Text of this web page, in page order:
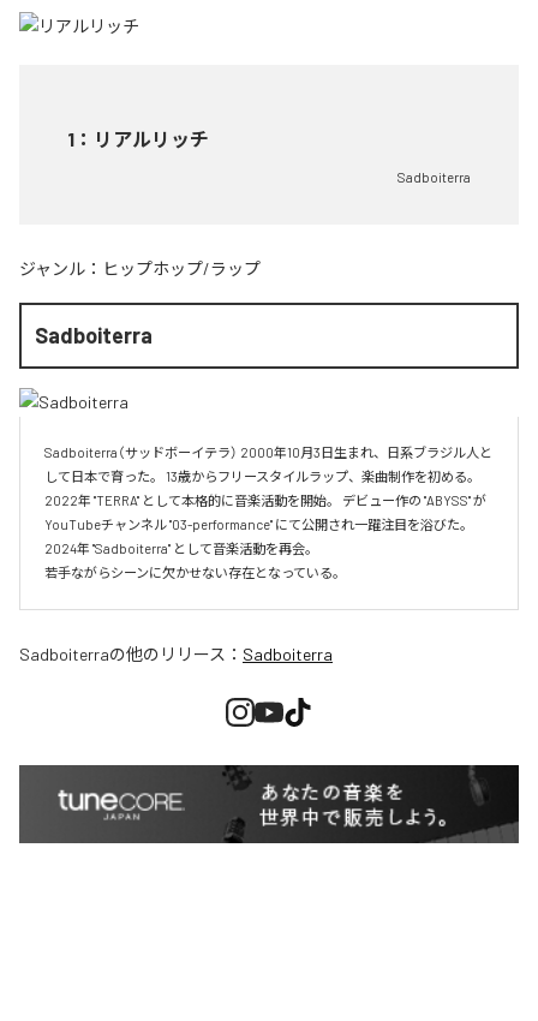
1 ： リアルリッチ
Sadboiterra
ジャンル： ヒップホップ/ラップ
Sadboiterra
Sadboiterra（サッドボーイテラ） 2000年10月3日生まれ、日系ブラジル人と
して日本で育った。 13歳からフリースタイルラップ、楽曲制作を初める。
2022年 "TERRA" として本格的に音楽活動を開始。 デビュー作の "ABYSS" が
YouTubeチャンネル "03-performance" にて公開され一躍注目を浴びた。
2024年 "Sadboiterra" として音楽活動を再会。
若手ながらシーンに欠かせない存在となっている。
Sadboiterraの他のリリース： Sadboiterra